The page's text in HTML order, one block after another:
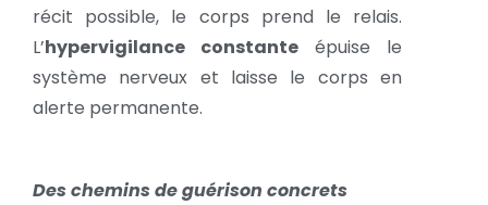
récit possible, le corps prend le relais.
L’hypervigilance constante épuise le
système nerveux et laisse le corps en
alerte permanente.
Des chemins de guérison concrets